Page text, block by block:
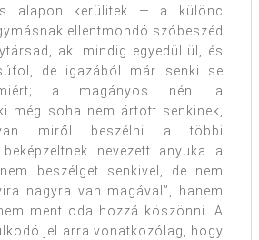
alapon kerülitek — a különc
ellentmondó szóbeszéd
aki mindig egyedül ül, és
de igazából már senki se
a magányos néni a
még soha nem ártott senkinek,
miről beszélni a többi
nevezett anyuka a
beszélget senkivel, de nem
nagyra van magával”, hanem
ment oda hozzá köszönni. A
jel arra vonatkozólag, hogy